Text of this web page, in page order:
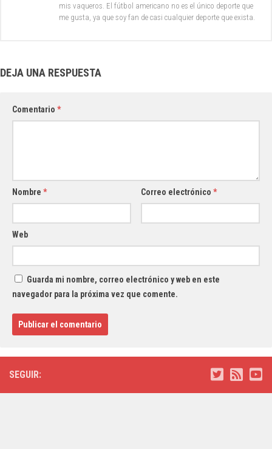
mis vaqueros. El fútbol americano no es el único deporte que
me gusta, ya que soy fan de casi cualquier deporte que exista.
DEJA UNA RESPUESTA
Comentario *
Nombre * Correo electrónico*
Web
Guarda mi nombre, correo electrónico y web en este
navegador para la próxima vez que comente.
SEGUIR: